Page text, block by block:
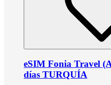
eSIM Fonia Travel
días TURQUÍA